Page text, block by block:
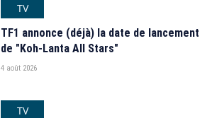
TV
TF1 annonce (déjà) la date de lancement
de "Koh-Lanta All Stars"
4 août 2026
TV